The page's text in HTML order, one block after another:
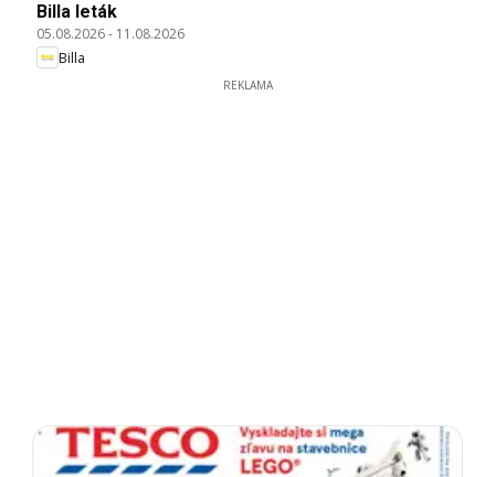
Billa leták
05.08.2026- 11.08.2026
Billa
REKLAMA